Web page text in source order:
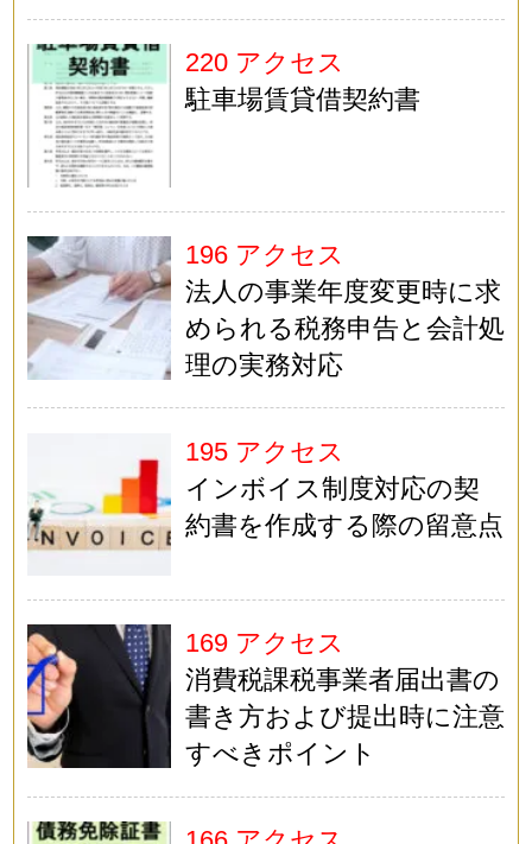
220 アクセス
駐車場賃貸借契約書
196 アクセス
法人の事業年度変更時に求
められる税務申告と会計処
理の実務対応
195 アクセス
インボイス制度対応の契
約書を作成する際の留意点
169 アクセス
消費税課税事業者届出書の
書き方および提出時に注意
すべきポイント